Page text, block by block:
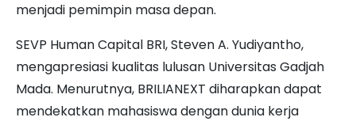
menjadi pemimpin masa depan.
SEVP Human Capital BRI, Steven A. Yudiyantho,
mengapresiasi kualitas lulusan Universitas Gadjah
Mada. Menurutnya, BRILIANEXT diharapkan dapat
mendekatkan mahasiswa dengan dunia kerja